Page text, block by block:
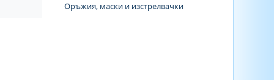
Оръжия, маски и изстрелвачки